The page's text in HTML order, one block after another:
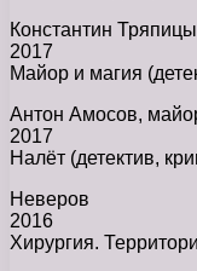
Константин
2017
Майор и магия
Антон Амосов,
2017
Налёт (детектив,
Неверов
2016
Хирургия.